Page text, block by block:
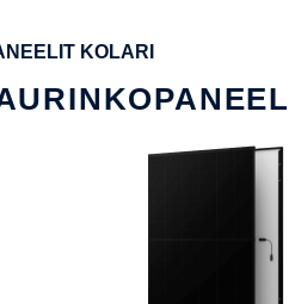
KOLARI